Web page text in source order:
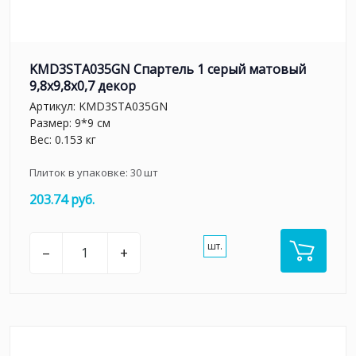
KMD3STA035GN Спартель 1 серый матовый
9,8x9,8x0,7 декор
Артикул: KMD3STA035GN
Размер: 9*9 см
Вес: 0.153 кг
Плиток в упаковке: 30шт
203.74 руб.
– + шт.